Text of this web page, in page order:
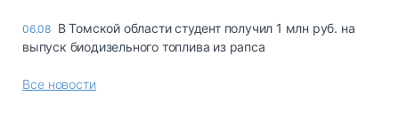
06.08 В Томской области студент получил 1 млн руб. на
выпуск биодизельного топлива из рапса
Все новости